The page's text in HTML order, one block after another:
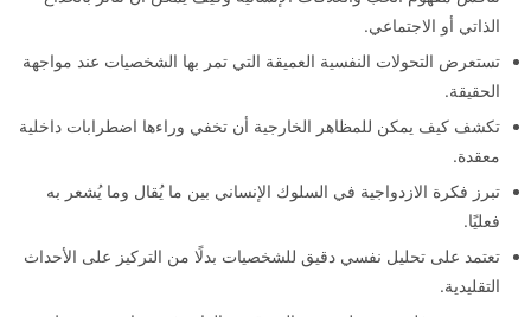
الذاتي أو الاجتماعي.
تستعرض التحولات النفسية العميقة التي تمر بها الشخصيات عند مواجهة
الحقيقة.
تكشف كيف يمكن للمظاهر الخارجية أن تخفي وراءها اضطرابات داخلية
معقدة.
تبرز فكرة الازدواجية في السلوك الإنساني بين ما يُقال وما يُشعر به
فعليًا.
تعتمد على تحليل نفسي دقيق للشخصيات بدلًا من التركيز على الأحداث
التقليدية.